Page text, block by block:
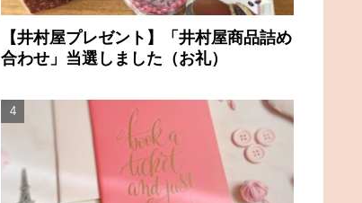
【井村屋プレゼント】「井村屋商品詰め
合わせ」当選しました（お礼）